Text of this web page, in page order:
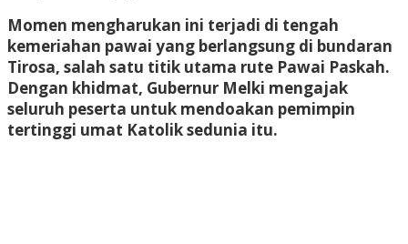
Momen mengharukan ini terjadi di tengah
kemeriahan pawai yang berlangsung di bundaran
Tirosa, salah satu titik utama rute Pawai Paskah.
Dengan khidmat, Gubernur Melki mengajak
seluruh peserta untuk mendoakan pemimpin
tertinggi umat Katolik sedunia itu.